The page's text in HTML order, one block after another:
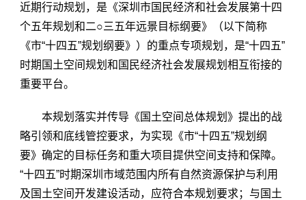
近期行动规划，是《深圳市国民经济和社会发展第十四
个五年规划和二○三五年远景目标纲要》（以下简称
《市“十四五”规划纲要》）的重点专项规划，是“十四五”
时期国土空间规划和国民经济社会发展规划相互衔接的
重要平台。
本规划落实并传导《国土空间总体规划》提出的战
略引领和底线管控要求，为实现《市“十四五”规划纲
要》确定的目标任务和重大项目提供空间支持和保障。
“十四五”时期深圳市域范围内所有自然资源保护与利用
及国土空间开发建设活动，应符合本规划要求；与国土